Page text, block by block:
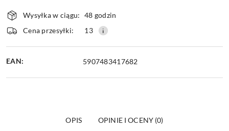
Dostępność
i
dostawa
Wysyłka w ciągu: 48 godzin
Cena przesyłki:
13
EAN: 5907483417682
OPIS OPINIE I OCENY (0)